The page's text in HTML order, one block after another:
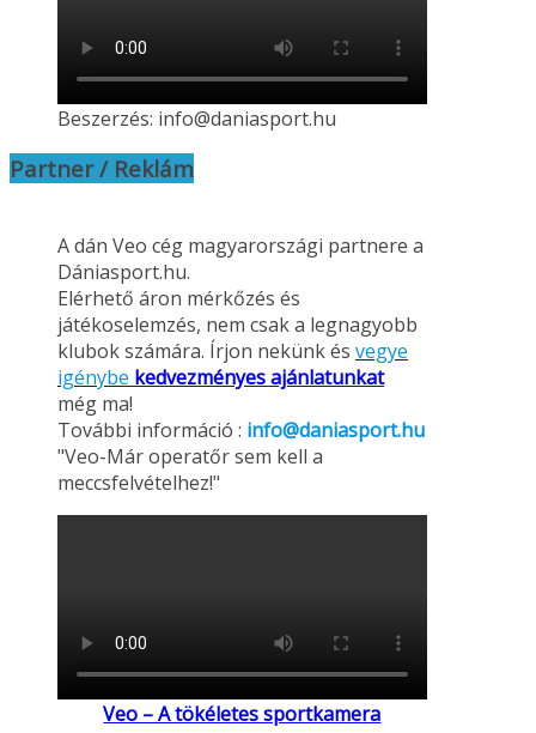
Beszerzés: info@daniasport.hu
Partner / Reklám
A dán Veo cég magyarországi partnere a
Dániasport.hu.
Elérhető áron mérkőzés és
játékoselemzés, nem csak a legnagyobb
klubok számára. Írjon nekünk és vegye
igénybe kedvezményes ajánlatunkat
még ma!
További információ : info@daniasport.hu
"Veo-Már operatőr sem kell a
meccsfelvételhez!"
Veo – A tökéletes sportkamera